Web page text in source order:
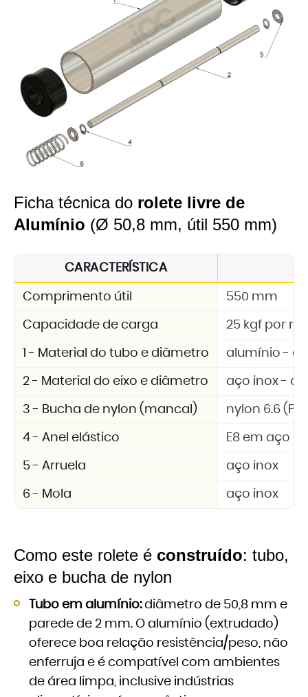
Ficha técnica do rolete livre de
Alumínio (Ø 50,8 mm, útil 550 mm)
CARACTERÍSTICA
Comprimento útil 550 mm
Capacidade de carga 25 kgf por
1 - Material do tubo e diâmetro alumínio -
2 - Material do eixo e diâmetro aço inox -
3 - Bucha de nylon (mancal) nylon 6.6 (PA
4 - Anel elástico E8 em aço
5 - Arruela aço inox
6 - Mola aço inox
Como este rolete é construído: tubo,
eixo e bucha de nylon
Tubo em alumínio:diâmetro de 50,8 mm e
parede de 2 mm. O alumínio (extrudado)
oferece boa relação resistência/peso, não
enferruja e é compatível com ambientes
de área limpa, inclusive indústrias